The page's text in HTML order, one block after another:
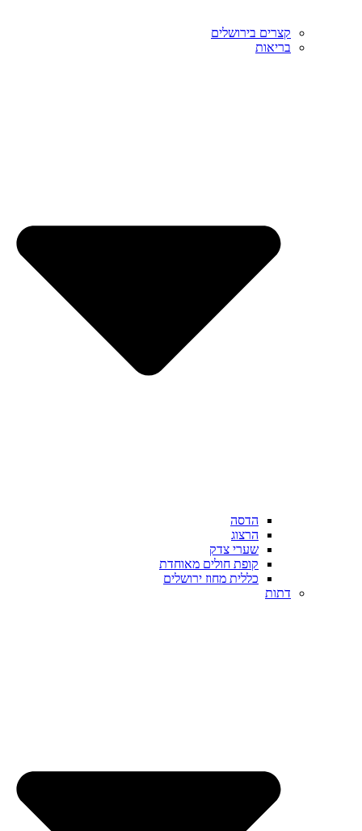
קצרים בירושלים
בריאות
הדסה
הרצוג
שערי צדק
קופת חולים מאוחדת
כללית מחוז ירושלים
דתות